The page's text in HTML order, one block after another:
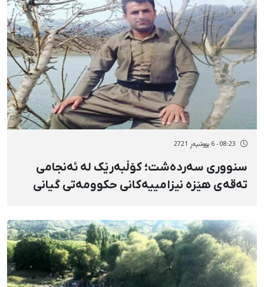
08:23 - 6 پووشپەڕ 2721
سنووری سەردەشت؛ کۆڵبەرێک لە ئەنجامی
تەقەی هێزە نیزامییەکانی حکوومەتی گیانی